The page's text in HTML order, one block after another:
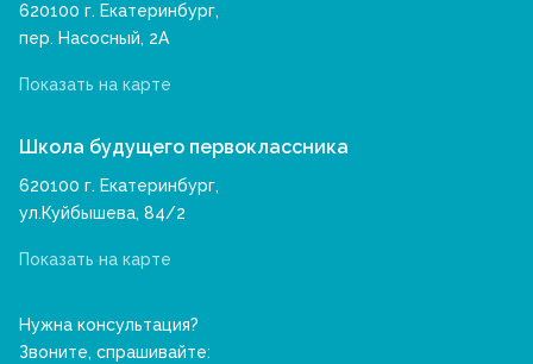
620100 г. Екатеринбург,
пер. Насосный, 2А
Показать на карте
Школа будущего первоклассника
620100 г. Екатеринбург,
ул.Куйбышева, 84/2
Показать на карте
Нужна консультация?
Звоните, спрашивайте: